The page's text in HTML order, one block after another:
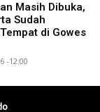
Masih Dibuka,
Sudah
di Gowes
-12:00